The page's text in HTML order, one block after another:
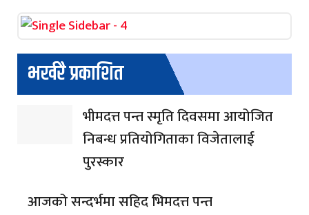
भर्खरै प्रकाशित
भीमदत्त पन्त स्मृति दिवसमा आयोजित
निबन्ध प्रतियोगिताका विजेतालाई
पुरस्कार
आजको सन्दर्भमा सहिद भिमदत्त पन्त